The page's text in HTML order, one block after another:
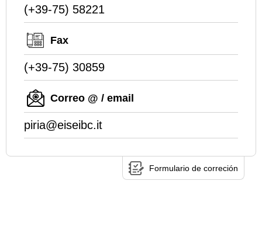
(+39-75) 58221
Fax
(+39-75) 30859
Correo @ / email
piria@eiseibc.it
Formulario de correción